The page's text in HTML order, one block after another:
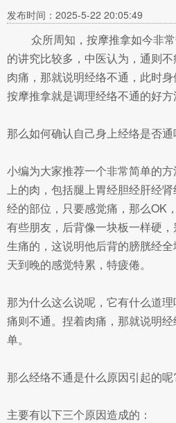
发布时间：2025-5-22 20:05:49
众所周知，按摩推拿如今非
的讲究比较多，中医认为，通则
肉痛，那就说明经络不通，此时
按摩推拿就是调理经络不通的好方
那么如何确认自己身上经络是否通
小编为大家推荐一个非常简单的
上的肉，包括腿上胃经胆经肝经
经的部位，只要感觉痛，那么OK
有些朋友，后背像一块板一样硬
生痛的，这说明他后背的膀胱经
天到晚的感觉特累，特疲倦。
那为什么这么说呢，它有什么道
痛则不通。捏着肉痛，那就说明
单。
那么经络不通是什么原因引起的呢
主要有以下三个原因造成的：